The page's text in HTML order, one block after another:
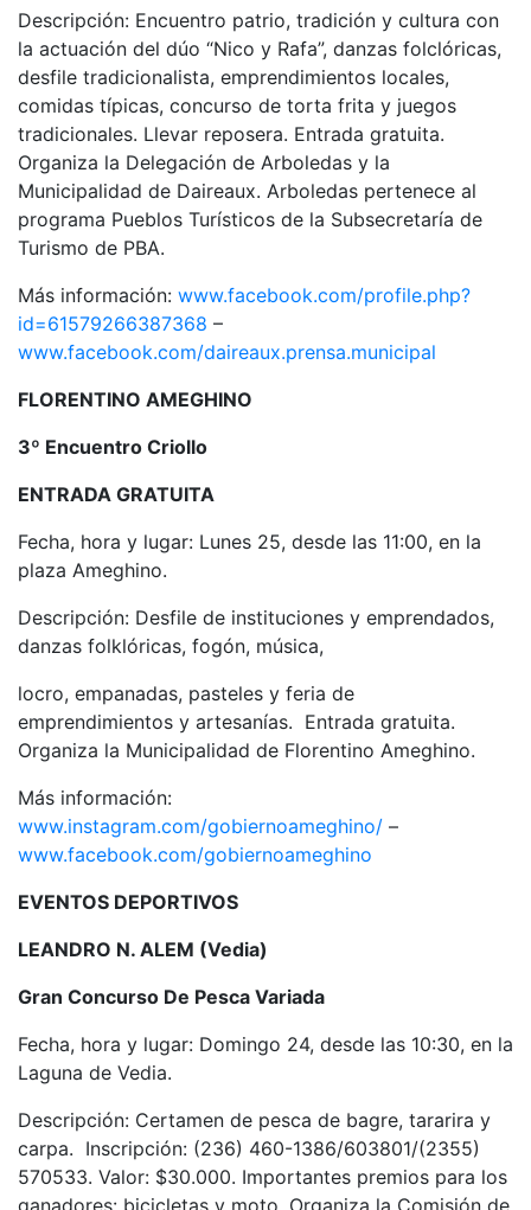
Descripción: Encuentro patrio, tradición y cultura con
la actuación del dúo “Nico y Rafa”, danzas folclóricas,
desfile tradicionalista, emprendimientos locales,
comidas típicas, concurso de torta frita y juegos
tradicionales. Llevar reposera. Entrada gratuita.
Organiza la Delegación de Arboledas y la
Municipalidad de Daireaux. Arboledas pertenece al
programa Pueblos Turísticos de la Subsecretaría de
Turismo de PBA.
Más información: www.facebook.com/profile.php?
id=61579266387368 –
www.facebook.com/daireaux.prensa.municipal
FLORENTINO AMEGHINO
3º Encuentro Criollo
ENTRADA GRATUITA
Fecha, hora y lugar: Lunes 25, desde las 11:00, en la
plaza Ameghino.
Descripción: Desfile de instituciones y emprendados,
danzas folklóricas, fogón, música,
locro, empanadas, pasteles y feria de
emprendimientos y artesanías. Entrada gratuita.
Organiza la Municipalidad de Florentino Ameghino.
Más información:
www.instagram.com/gobiernoameghino/ –
www.facebook.com/gobiernoameghino
EVENTOS DEPORTIVOS
LEANDRO N. ALEM (Vedia)
Gran Concurso De Pesca Variada
Fecha, hora y lugar: Domingo 24, desde las 10:30, en la
Laguna de Vedia.
Descripción: Certamen de pesca de bagre, tararira y
carpa. Inscripción: (236) 460-1386/603801/(2355)
570533. Valor: $30.000. Importantes premios para los
ganadores: bicicletas y moto. Organiza la Comisión de